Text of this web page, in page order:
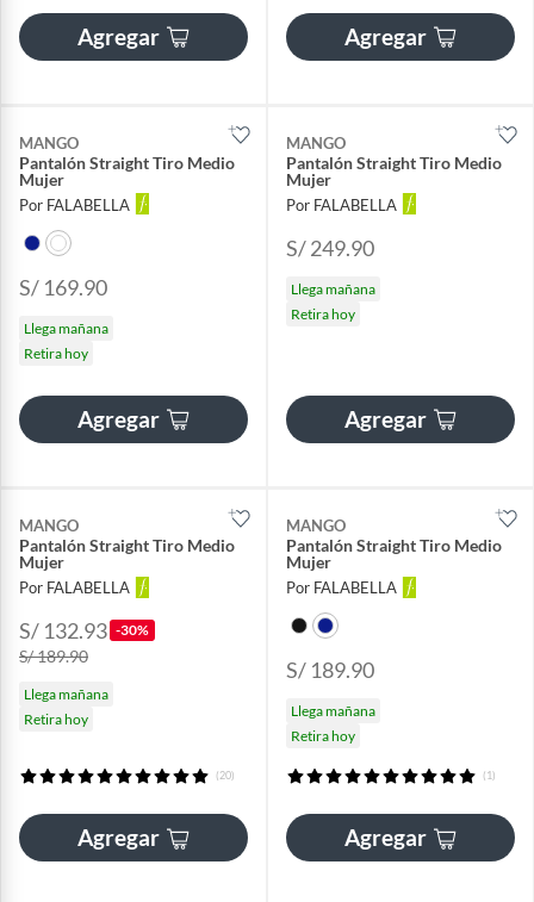
Agregar Agregar
MANGO
Pantalón Straight Tiro Medio
Mujer
Por FALABELLA
S/ 169.90
Llega mañana
Retira hoy
Agregar
MANGO
Pantalón Straight Tiro Medio
Mujer
Por FALABELLA
S/ 249.90
Llega mañana
Retira hoy
Agregar
MANGO
Pantalón Straight Tiro Medio
Mujer
Por FALABELLA
S/ 132.93 -30%
S/ 189.90
Llega mañana
Retira hoy
(20)
Agregar
MANGO
Pantalón Straight Tiro Medio
Mujer
Por FALABELLA
S/ 189.90
Llega mañana
Retira hoy
(1)
Agregar